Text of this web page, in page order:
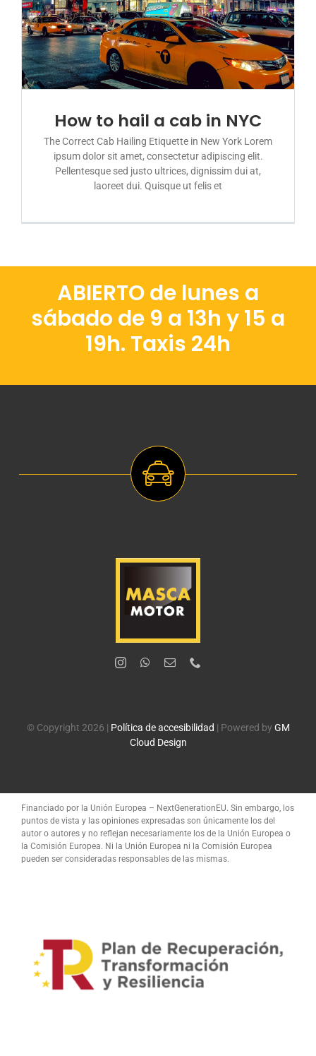
How to hail a cab in NYC
The Correct Cab Hailing Etiquette in New York Lorem
ipsum dolor sit amet, consectetur adipiscing elit.
Pellentesque sed justo ultrices, dignissim dui at,
laoreet dui. Quisque ut felis et
ABIERTO de lunes a
sábado de 9 a 13h y 15 a
19h. Taxis 24h
© Copyright 2026 | Política de accesibilidad | Powered by GM
Cloud Design
Financiado por la Unión Europea – NextGenerationEU. Sin embargo, los
puntos de vista y las opiniones expresadas son únicamente los del
autor o autores y no reflejan necesariamente los de la Unión Europea o
la Comisión Europea. Ni la Unión Europea ni la Comisión Europea
pueden ser consideradas responsables de las mismas.